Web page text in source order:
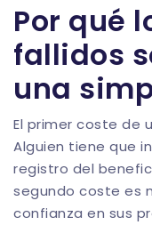
Por qué
fallidos
una
El primer coste de
Alguien tiene que
registro del
segundo coste es
confianza en sus